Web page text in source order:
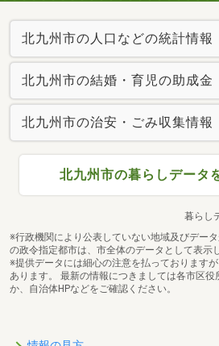
北九州市の人口などの統計情報
北九州市の結婚・育児の助成金
北九州市の治安・ごみ収集情報
北九州市の暮らしデータ
暮らし
※行政機関により公表していない地域及びデー
の政令指定都市は、市全体のデータとして表示
※提供データには細心の注意を払っております
あります。 最新の情報につきましては各市区役
か、自治体HPなどをご確認ください。